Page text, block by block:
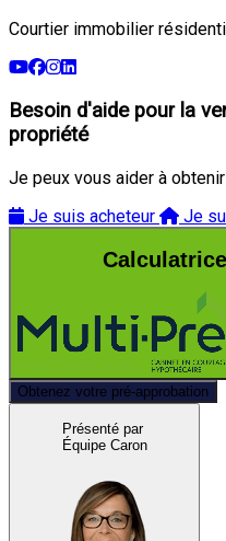
Courtier immobilier
Besoin d'aide pour la
propriété
Je peux vous aider à
Je suis acheteur
Je
Obtenez votre pré-approbation
Présenté par
Équipe Caron